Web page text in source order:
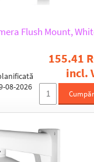
Flush Mount,
08-2026
155.41
incl.